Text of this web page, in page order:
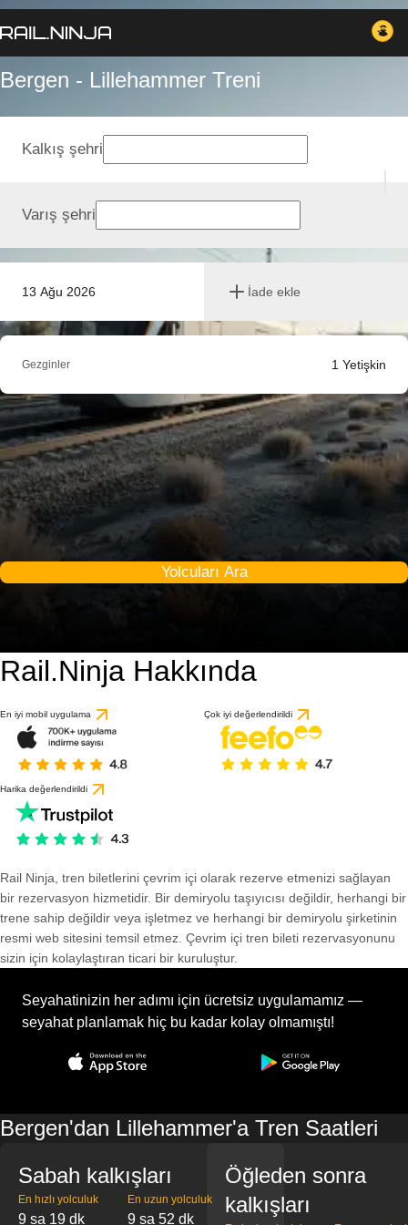
Bergen - Lillehammer Treni
13 Ağu 2026 İade ekle
Kalkış şehri
Varış şehri
Gezginler 1 Yetişkin
Yolcuları Ara
Rail.Ninja Hakkında
En iyi mobil uygulama Çok iyi değerlendirildi
Harika değerlendirildi
Rail Ninja, tren biletlerini çevrim içi olarak rezerve etmenizi sağlayan
bir rezervasyon hizmetidir. Bir demiryolu taşıyıcısı değildir, herhangi bir
trene sahip değildir veya işletmez ve herhangi bir demiryolu şirketinin
resmi web sitesini temsil etmez. Çevrim içi tren bileti rezervasyonunu
sizin için kolaylaştıran ticari bir kuruluştur.
Seyahatinizin her adımı için ücretsiz uygulamamız —
seyahat planlamak hiç bu kadar kolay olmamıştı!
Bergen'dan Lillehammer'a Tren Saatleri
Sabah kalkışları
En hızlı yolculuk
9 sa 19 dk
En uzun yolculuk
9 sa 52 dk
Öğleden sonra
kalkışları